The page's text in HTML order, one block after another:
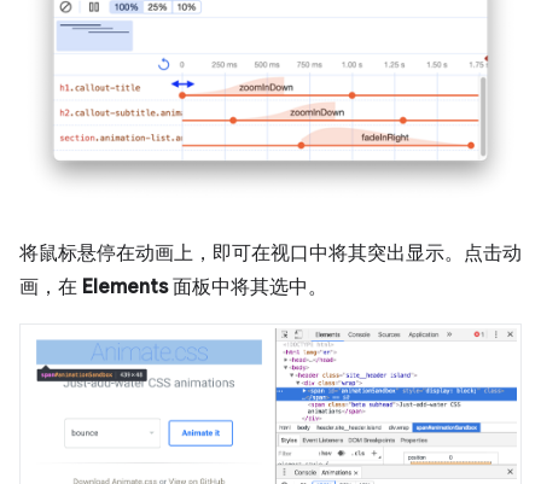
将鼠标悬停在动画上，即可在视口中将其突出显示。点击动
画，在 Elements面板中将其选中。